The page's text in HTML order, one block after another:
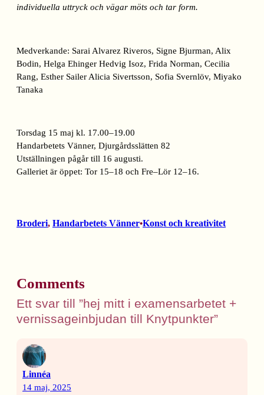
individuella uttryck och vägar möts och tar form.
Medverkande: Sarai Alvarez Riveros, Signe Bjurman, Alix
Bodin, Helga Ehinger Hedvig Isoz, Frida Norman, Cecilia
Rang, Esther Sailer Alicia Sivertsson, Sofia Svernlöv, Miyako
Tanaka
Torsdag 15 maj kl. 17.00–19.00
Handarbetets Vänner, Djurgårdsslätten 82
Utställningen pågår till 16 augusti.
Galleriet är öppet: Tor 15–18 och Fre–Lör 12–16.
Broderi, Handarbetets Vänner•Konst och kreativitet
Comments
Ett svar till ”hej mitt i examensarbetet +
vernissageinbjudan till Knytpunkter”
Linnéa
14 maj, 2025